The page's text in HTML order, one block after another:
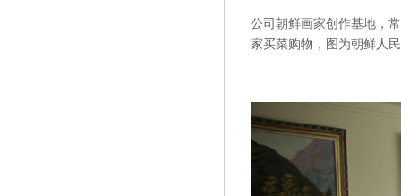
公司朝鲜画家创作基地，
家买菜购物，图为朝鲜人